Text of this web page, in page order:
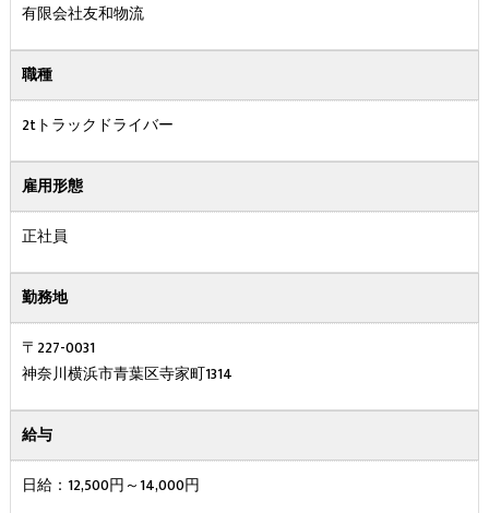
有限会社友和物流
職種
2tトラックドライバー
雇用形態
正社員
勤務地
〒227-0031
神奈川横浜市青葉区寺家町1314
給与
日給：12,500円～14,000円